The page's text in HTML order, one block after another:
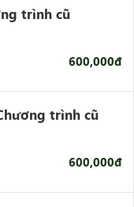
trình cũ
600,000đ
trình cũ
600,000đ